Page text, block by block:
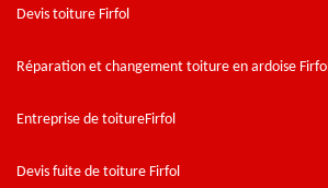
Devis toiture Firfol
Réparation et changement toiture en ardoise Firfol
Entreprise de toitureFirfol
Devis fuite de toiture Firfol